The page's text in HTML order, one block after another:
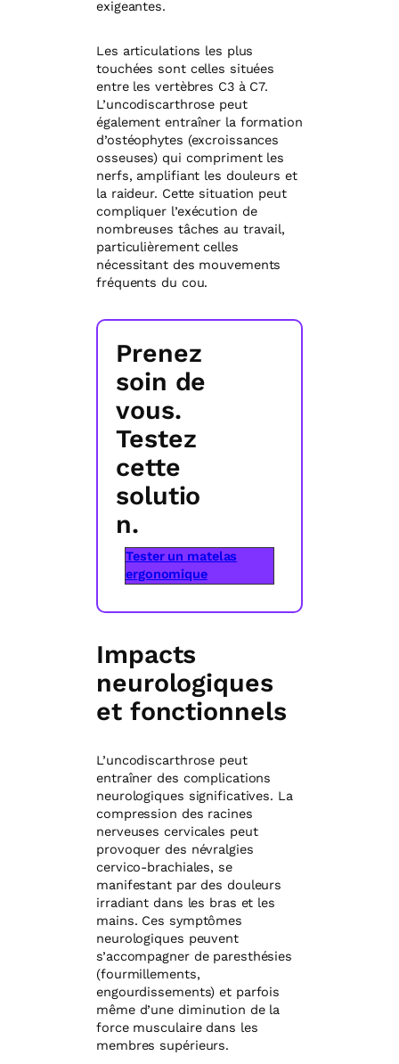
exigeantes.
Les articulations les plus
touchées sont celles situées
entre les vertèbres C3 à C7.
L’uncodiscarthrose peut
également entraîner la formation
d’ostéophytes (excroissances
osseuses) qui compriment les
nerfs, amplifiant les douleurs et
la raideur. Cette situation peut
compliquer l’exécution de
nombreuses tâches au travail,
particulièrement celles
nécessitant des mouvements
fréquents du cou.
Prenez
soin de
vous.
Testez
cette
solutio
n.
Tester un matelas
ergonomique
Impacts
neurologiques
et fonctionnels
L’uncodiscarthrose peut
entraîner des complications
neurologiques significatives. La
compression des racines
nerveuses cervicales peut
provoquer des névralgies
cervico-brachiales, se
manifestant par des douleurs
irradiant dans les bras et les
mains. Ces symptômes
neurologiques peuvent
s’accompagner de paresthésies
(fourmillements,
engourdissements) et parfois
même d’une diminution de la
force musculaire dans les
membres supérieurs.